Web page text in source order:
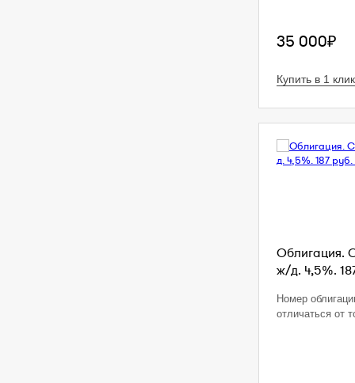
35 000₽
Купить в 1 клик
Облигация.
ж/д. 4,5%.
Номер
отличаться от